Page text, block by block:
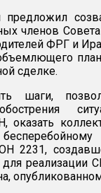
предложил
членов
ФРГ и
сделке.
шаги,
оказать
2231,
реализации